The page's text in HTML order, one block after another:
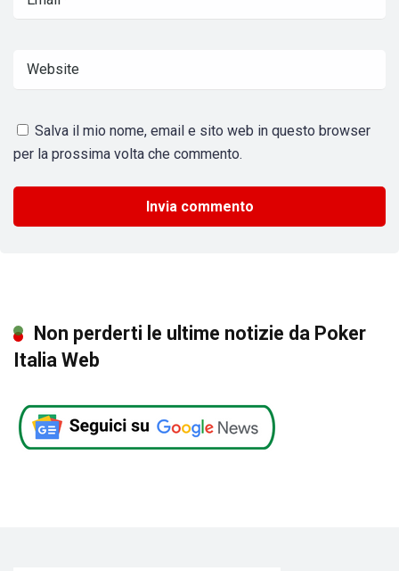
Salva il mio nome, email e sito web in questo browser
per la prossima volta che commento.
Non perderti le ultime notizie da Poker
Italia Web